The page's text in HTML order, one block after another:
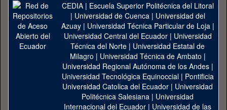
CEDIA| Escuela Superior Politécnica del Litoral
| Universidad de Cuenca| Universidad del
Azuay| Universidad Técnica Particular de Loja|
Universidad Central del Ecuador| Universidad
Técnica del Norte | Universidad Estatal de
Milagro | Universidad Técnica de Ambato |
Universidad Regional Autónoma de los Andes|
Universidad Tecnológica Equinoccial| Pontificia
Universidad Catolica del Ecuador | Universidad
Politécnica Salesiana | Universidad
Internacional del Ecuador | Universidad de las